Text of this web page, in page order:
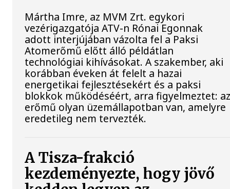
Mártha Imre, az MVM Zrt. egykori
vezérigazgatója ATV-n Rónai Egonnak
adott interjújában vázolta fel a Paksi
Atomerőmű előtt álló példátlan
technológiai kihívásokat. A szakember, aki
korábban éveken át felelt a hazai
energetikai fejlesztésekért és a paksi
blokkok működéséért, arra figyelmeztet:
erőmű olyan üzemállapotban van, amelyre
eredetileg nem tervezték.
A Tisza-frakció
kezdeményezte, hogy jövő